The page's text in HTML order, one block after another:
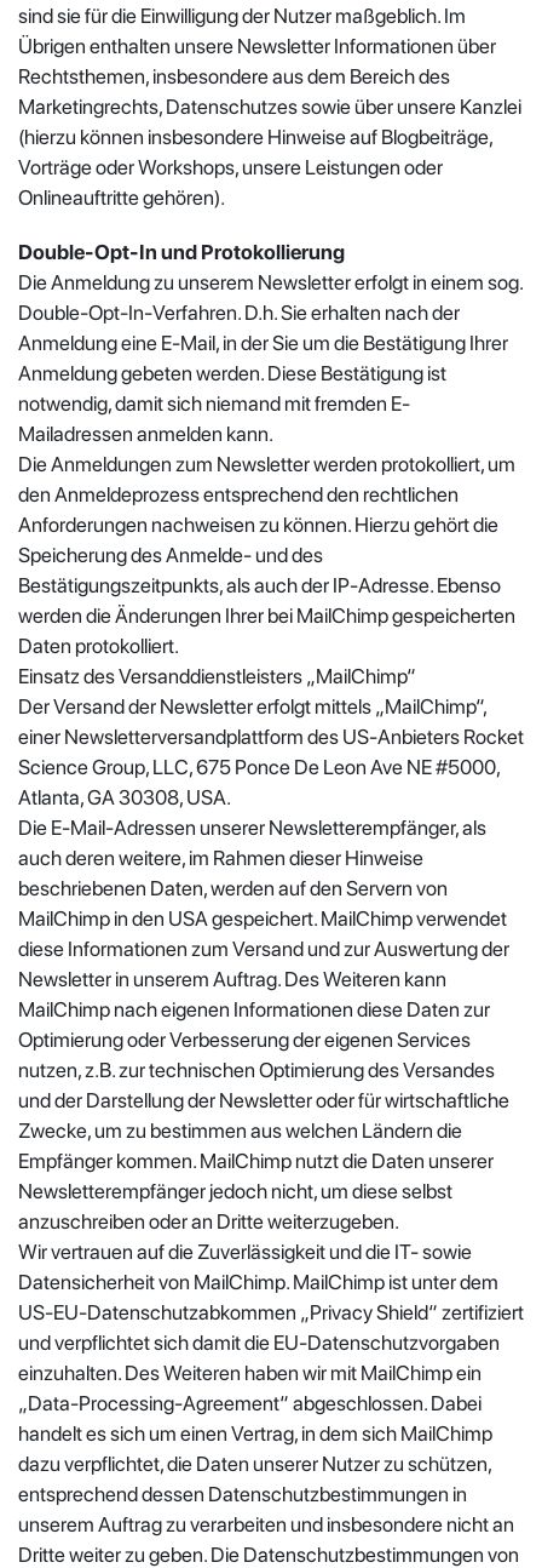
sind sie für die Einwilligung der Nutzer maßgeblich. Im
Übrigen enthalten unsere Newsletter Informationen über
Rechtsthemen, insbesondere aus dem Bereich des
Marketingrechts, Datenschutzes sowie über unsere Kanzlei
(hierzu können insbesondere Hinweise auf Blogbeiträge,
Vorträge oder Workshops, unsere Leistungen oder
Onlineauftritte gehören).
Double-Opt-In und Protokollierung
Die Anmeldung zu unserem Newsletter erfolgt in einem sog.
Double-Opt-In-Verfahren. D.h. Sie erhalten nach der
Anmeldung eine E-Mail, in der Sie um die Bestätigung Ihrer
Anmeldung gebeten werden. Diese Bestätigung ist
notwendig, damit sich niemand mit fremden E-
Mailadressen anmelden kann.
Die Anmeldungen zum Newsletter werden protokolliert, um
den Anmeldeprozess entsprechend den rechtlichen
Anforderungen nachweisen zu können. Hierzu gehört die
Speicherung des Anmelde- und des
Bestätigungszeitpunkts, als auch der IP-Adresse. Ebenso
werden die Änderungen Ihrer bei MailChimp gespeicherten
Daten protokolliert.
Einsatz des Versanddienstleisters „MailChimp“
Der Versand der Newsletter erfolgt mittels „MailChimp“,
einer Newsletterversandplattform des US-Anbieters Rocket
Science Group, LLC, 675 Ponce De Leon Ave NE #5000,
Atlanta, GA 30308, USA.
Die E-Mail-Adressen unserer Newsletterempfänger, als
auch deren weitere, im Rahmen dieser Hinweise
beschriebenen Daten, werden auf den Servern von
MailChimp in den USA gespeichert. MailChimp verwendet
diese Informationen zum Versand und zur Auswertung der
Newsletter in unserem Auftrag. Des Weiteren kann
MailChimp nach eigenen Informationen diese Daten zur
Optimierung oder Verbesserung der eigenen Services
nutzen, z.B. zur technischen Optimierung des Versandes
und der Darstellung der Newsletter oder für wirtschaftliche
Zwecke, um zu bestimmen aus welchen Ländern die
Empfänger kommen. MailChimp nutzt die Daten unserer
Newsletterempfänger jedoch nicht, um diese selbst
anzuschreiben oder an Dritte weiterzugeben.
Wir vertrauen auf die Zuverlässigkeit und die IT- sowie
Datensicherheit von MailChimp. MailChimp ist unter dem
US-EU-Datenschutzabkommen „Privacy Shield“ zertifiziert
und verpflichtet sich damit die EU-Datenschutzvorgaben
einzuhalten. Des Weiteren haben wir mit MailChimp ein
„Data-Processing-Agreement“ abgeschlossen. Dabei
handelt es sich um einen Vertrag, in dem sich MailChimp
dazu verpflichtet, die Daten unserer Nutzer zu schützen,
entsprechend dessen Datenschutzbestimmungen in
unserem Auftrag zu verarbeiten und insbesondere nicht an
Dritte weiter zu geben. Die Datenschutzbestimmungen von